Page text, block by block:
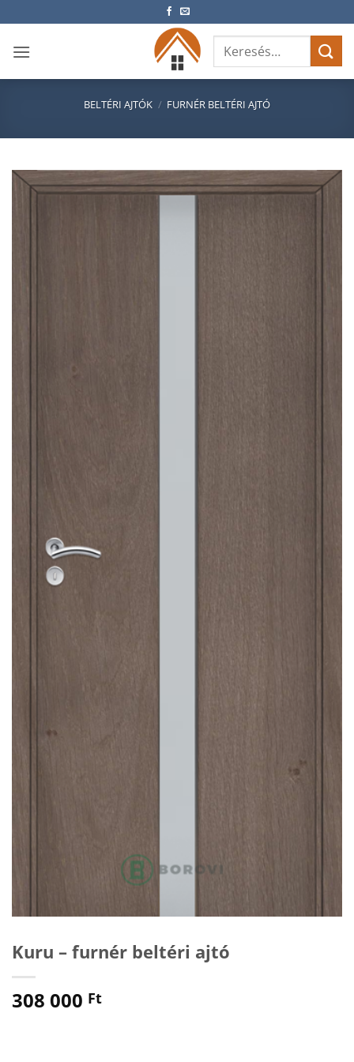
to
content
Keresés
következőre:
BELTÉRI AJTÓK / FURNÉR BELTÉRI AJTÓ
Kuru – furnér beltéri ajtó
308 000 Ft